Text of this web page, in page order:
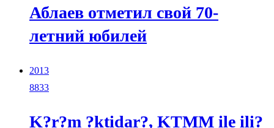
Аблаев отметил свой 70-
летний юбилей
2013
8833
K?r?m ?ktidar?, KTMM ile ili?